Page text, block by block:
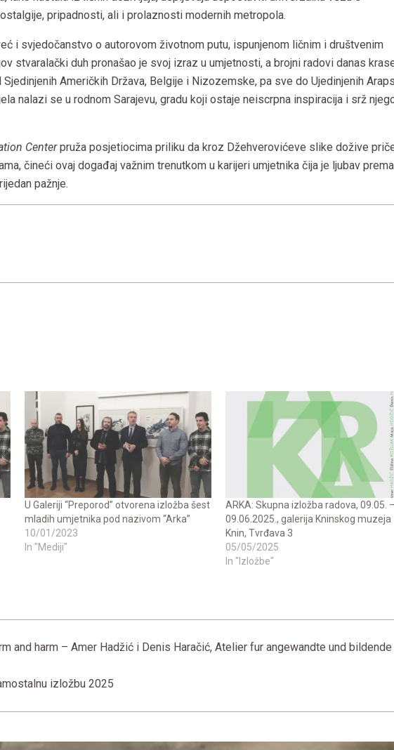
pripadnosti, ali i prolaznosti modernih metropola.
i svjedočanstvo o autorovom životnom putu, ispunjenom ličnim i društvenim
stvaralački duh pronašao je svoj izraz u umjetnosti, a brojni radovi danas
Američkih Država, Belgije i Nizozemske, pa sve do Ujedinjenih
nalazi se u rodnom Sarajevu, gradu koji ostaje neiscrpna inspiracija i srž
Centerpruža posjetiocima priliku da kroz Džehverovićeve slike dožive
čineći ovaj događaj važnim trenutkom u karijeri umjetnika čija je ljubav prema
pažnje.
U Galeriji “Preporod” otvorena izložba šest
mladih umjetnika pod nazivom “Arka”
10/01/2023
In "Mediji"
ARKA: Skupna izložba radova, 09.05. –
09.06.2025., galerija Kninskog muzeja
Knin, Tvrđava 3
05/05/2025
In "Izložbe"
and harm – Amer Hadžić i Denis Haračić, Atelier fur angewandte und bildende
izložbu 2025